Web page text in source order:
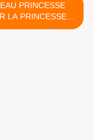
PRINCESSE
LA PRINCESSE
SOUKAÏNA >